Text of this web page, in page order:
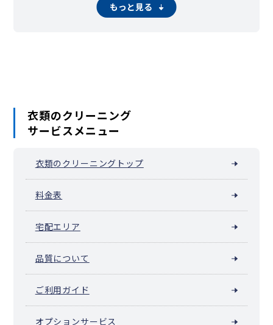
もっと見る
衣類のクリーニング
サービスメニュー
衣類のクリーニングトップ
料金表
宅配エリア
品質について
ご利用ガイド
オプションサービス